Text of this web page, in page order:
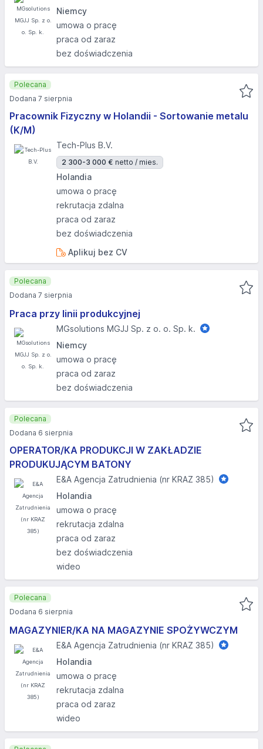
Niemcy
umowa o pracę
praca od zaraz
bez doświadczenia
Pracownik Fizyczny w Holandii - Sortowanie metalu
(K/M)
Tech-Plus B.V.
2 300-3 000 € netto / mies.
Holandia
umowa o pracę
rekrutacja zdalna
praca od zaraz
bez doświadczenia
Aplikuj bez CV
Polecana
Dodana 7 sierpnia
Praca przy linii produkcyjnej
MGsolutions MGJJ Sp. z o. o. Sp. k.
Niemcy
umowa o pracę
praca od zaraz
bez doświadczenia
Polecana
Dodana 7 sierpnia
OPERATOR/KA PRODUKCJI W ZAKŁADZIE
PRODUKUJĄCYM BATONY
E&A Agencja Zatrudnienia (nr KRAZ 385)
Holandia
umowa o pracę
rekrutacja zdalna
praca od zaraz
bez doświadczenia
wideo
Polecana
Dodana 6 sierpnia
MAGAZYNIER/KA NA MAGAZYNIE SPOŻYWCZYM
E&A Agencja Zatrudnienia (nr KRAZ 385)
Holandia
umowa o pracę
rekrutacja zdalna
praca od zaraz
wideo
Polecana
Dodana 6 sierpnia